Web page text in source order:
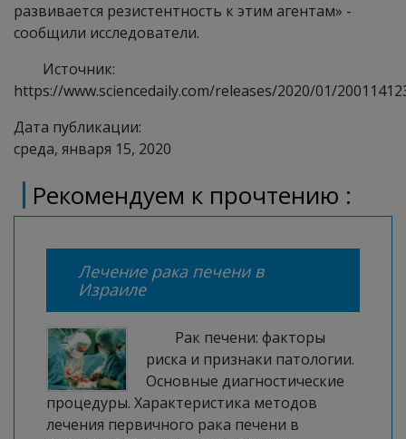
развивается резистентность к этим агентам» -
сообщили исследователи.
Источник:
https://www.sciencedaily.com/releases/2020/01/
Дата публикации:
среда, января 15, 2020
Рекомендуем к прочтению :
Лечение рака печени в
Израиле
Рак печени: факторы
риска и признаки патологии.
Основные диагностические
процедуры. Характеристика методов
лечения первичного рака печени в